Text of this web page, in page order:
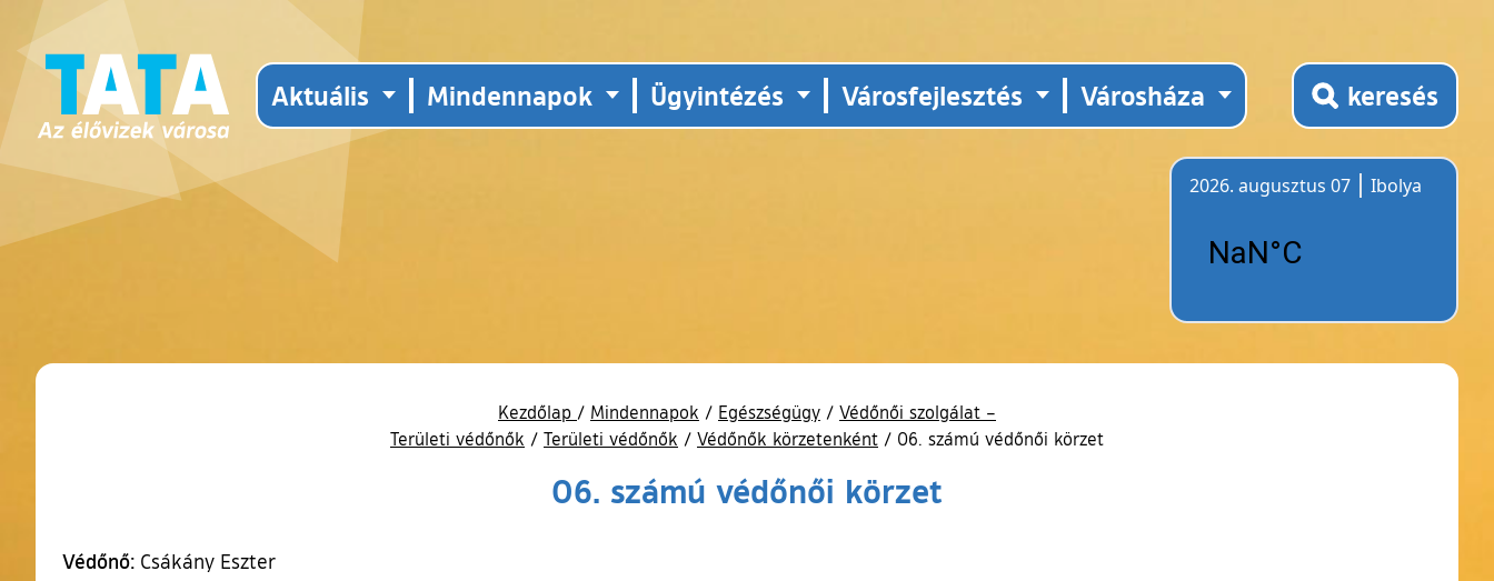
Aktuális Mindennapok Ügyintézés Városfejlesztés Városháza keresés
2026. augusztus 07
Ibolya
Kezdőlap / Mindennapok / Egészségügy / Védőnői szolgálat –
Területi védőnők / Területi védőnők / Védőnők körzetenként / 06. számú védőnői körzet
06. számú védőnői körzet
Védőnő: Csákány Eszter